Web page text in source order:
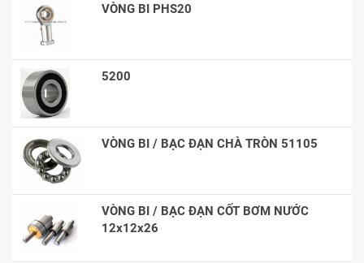
VÒNG BI PHS20
5200
VÒNG BI / BẠC ĐẠN CHÀ TRÒN 51105
VÒNG BI / BẠC ĐẠN CỐT BƠM NƯỚC
12x12x26